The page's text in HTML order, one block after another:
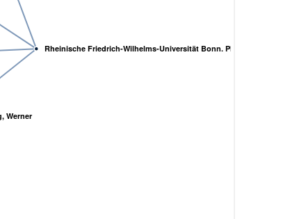
Rheinische Friedrich-Wilhelms-Universität Bonn. Physikalisches
Werner